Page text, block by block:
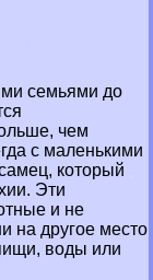
семьями до
чем
с маленькими
который
Эти
и не
на другое место
воды или